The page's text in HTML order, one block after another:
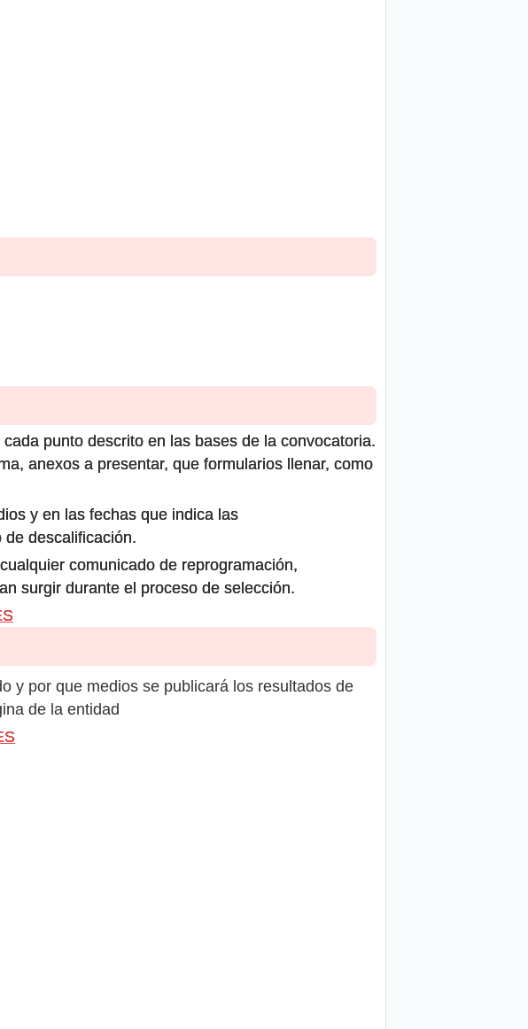
punto descrito en las bases de la convocatoria.
anexos a presentar, que formularios llenar, como
y en las fechas que indica las
descalificación.
comunicado de reprogramación,
surgir durante el proceso de selección.
y por que medios se publicará los resultados de
de la entidad